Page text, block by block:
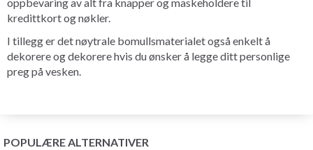
kredittkort og nøkler.
I tillegg er det nøytrale bomullsmaterialet også enkelt å
dekorere og dekorere hvis du ønsker å legge ditt personlige
preg på vesken.
POPULÆRE ALTERNATIVER